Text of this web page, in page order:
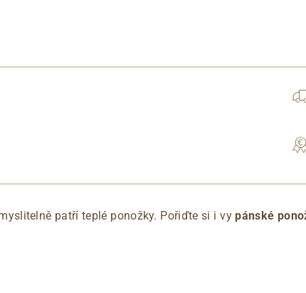
patří teplé ponožky. Pořiďte si i vypánské